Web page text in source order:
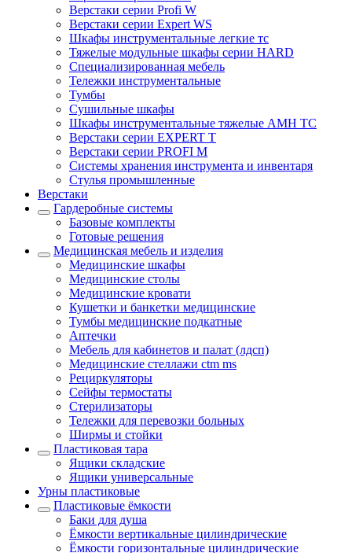
Верстаки серии Profi W
Верстаки серии Expert WS
Шкафы инструментальные легкие тс
Тяжелые модульные шкафы серии HARD
Cпециализированная мебель
Тележки инструментальные
Тумбы
Cушильные шкафы
Шкафы инструментальные тяжелые AMH TC
Верстаки серии EXPERT T
Верстаки серии PROFI M
Системы хранения инструмента и инвентаря
Стулья промышленные
Верстаки
Гардеробные системы
Базовые комплекты
Готовые решения
Медицинская мебель и изделия
Медицинские шкафы
Медицинские столы
Медицинские кровати
Кушетки и банкетки медицинские
Тумбы медицинские подкатные
Аптечки
Мебель для кабинетов и палат (лдсп)
Медицинские стеллажи ctm ms
Рециркуляторы
Сейфы термостаты
Стерилизаторы
Тележки для перевозки больных
Ширмы и стойки
Пластиковая тара
Ящики складские
Ящики универсальные
Урны пластиковые
Пластиковые ёмкости
Баки для душа
Ёмкости вертикальные цилиндрические
Ёмкости горизонтальные цилиндрические